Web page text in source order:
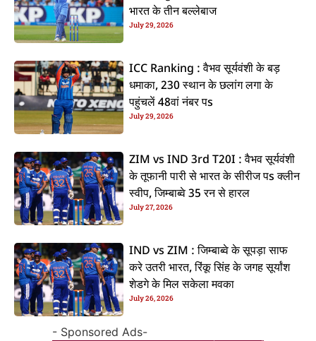
भारत के तीन बल्लेबाज
July 29, 2026
ICC Ranking : वैभव सूर्यवंशी के बड़
धमाका, 230 स्थान के छलांग लगा के
पहुंचलें 48वां नंबर पs
July 29, 2026
ZIM vs IND 3rd T20I : वैभव सूर्यवंशी
के तूफानी पारी से भारत के सीरीज पs क्लीन
स्वीप, जिम्बाब्वे 35 रन से हारल
July 27, 2026
IND vs ZIM : जिम्बाब्वे के सूपड़ा साफ
करे उतरी भारत, रिंकू सिंह के जगह सूर्यांश
शेडगे के मिल सकेला मवका
July 26, 2026
- Sponsored Ads-